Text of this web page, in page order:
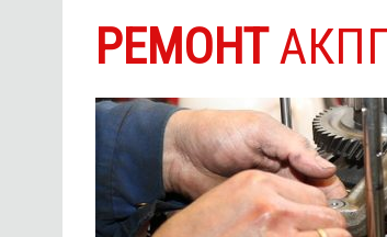
РЕМОНТАКПП